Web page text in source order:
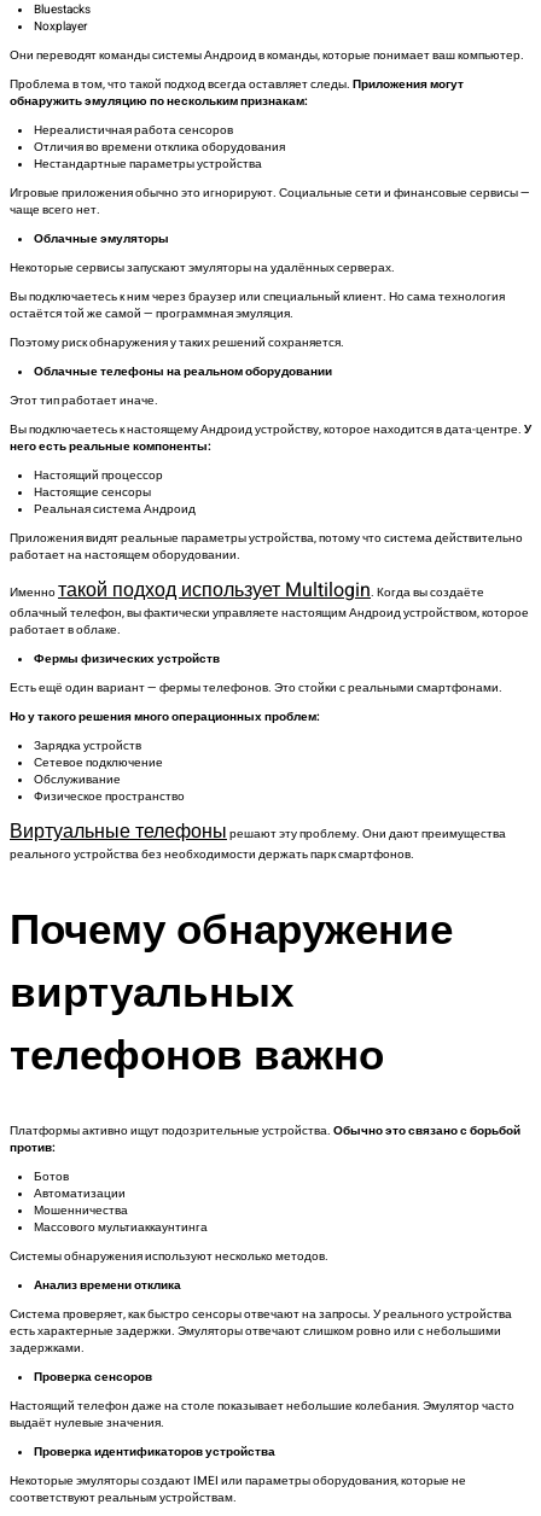
Bluestacks
Noxplayer
Они переводят команды системы Андроид в команды, которые понимает ваш компьютер.
Проблема в том, что такой подход всегда оставляет следы. Приложения могут
обнаружить эмуляцию по нескольким признакам:
Нереалистичная работа сенсоров
Отличия во времени отклика оборудования
Нестандартные параметры устройства
Игровые приложения обычно это игнорируют. Социальные сети и финансовые сервисы —
чаще всего нет.
Облачные эмуляторы
Некоторые сервисы запускают эмуляторы на удалённых серверах.
Вы подключаетесь к ним через браузер или специальный клиент. Но сама технология
остаётся той же самой — программная эмуляция.
Поэтому риск обнаружения у таких решений сохраняется.
Облачные телефоны на реальном оборудовании
Этот тип работает иначе.
Вы подключаетесь к настоящему Андроид устройству, которое находится в дата-центре. У
него есть реальные компоненты:
Настоящий процессор
Настоящие сенсоры
Реальная система Андроид
Приложения видят реальные параметры устройства, потому что система действительно
работает на настоящем оборудовании.
Именнотакой подход использует Multilogin. Когда вы создаёте
облачный телефон, вы фактически управляете настоящим Андроид устройством, которое
работает в облаке.
Фермы физических устройств
Есть ещё один вариант — фермы телефонов. Это стойки с реальными смартфонами.
Но у такого решения много операционных проблем:
Зарядка устройств
Сетевое подключение
Обслуживание
Физическое пространство
Виртуальные телефонырешают эту проблему. Они дают преимущества
реального устройства без необходимости держать парк смартфонов.
Почему обнаружение
виртуальных
телефонов важно
Платформы активно ищут подозрительные устройства. Обычно это связано с борьбой
против:
Ботов
Автоматизации
Мошенничества
Массового мультиаккаунтинга
Системы обнаружения используют несколько методов.
Анализ времени отклика
Система проверяет, как быстро сенсоры отвечают на запросы. У реального устройства
есть характерные задержки. Эмуляторы отвечают слишком ровно или с небольшими
задержками.
Проверка сенсоров
Настоящий телефон даже на столе показывает небольшие колебания. Эмулятор часто
выдаёт нулевые значения.
Проверка идентификаторов устройства
Некоторые эмуляторы создают IMEI или параметры оборудования, которые не
соответствуют реальным устройствам.